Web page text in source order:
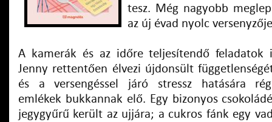
tesz. Még nagyobb
az új évad nyolc
A kamerák és az időre teljesítendő feladatok
Jenny rettentően élvezi újdonsült
és a versengéssel járó stressz hatására
emlékek bukkannak elő. Egy bizonyos
jegygyűrű került az ujjára; a cukros fánk egy